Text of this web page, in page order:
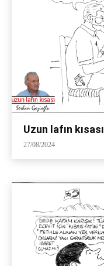
Uzun lafın
27/08/2024